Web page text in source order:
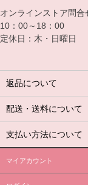
オンラインストア問合
10：00～18：00
定休日：木・日曜日
返品について
配送・送料について
支払い方法について
マイアカウント